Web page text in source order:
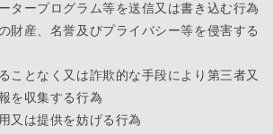
タープログラム等を送信又は書き込む行為
財産、名誉及びプライバシー等を侵害する
ことなく又は詐欺的な手段により第三者又
を収集する行為
又は提供を妨げる行為